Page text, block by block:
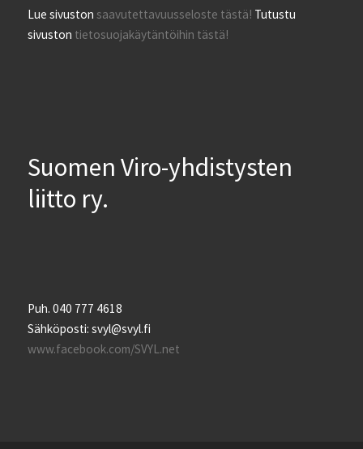
Lue sivustonsaavutettavuusseloste tästä! Tutustu
sivuston tietosuojakäytäntöihin tästä!
Suomen Viro-yhdistysten
liitto ry.
Puh. 040 777 4618
Sähköposti: svyl@svyl.fi
www.facebook.com/SVYL.net